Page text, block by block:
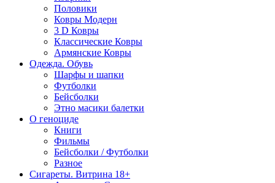
Половики
Ковры Модерн
3 D Ковры
Классические Ковры
Армянские Ковры
Одежда. Обувь
Шарфы и шапки
Футболки
Бейсболки
Этно масики балетки
О геноциде
Книги
Фильмы
Бейсболки / Футболки
Разное
Сигареты. Витрина 18+